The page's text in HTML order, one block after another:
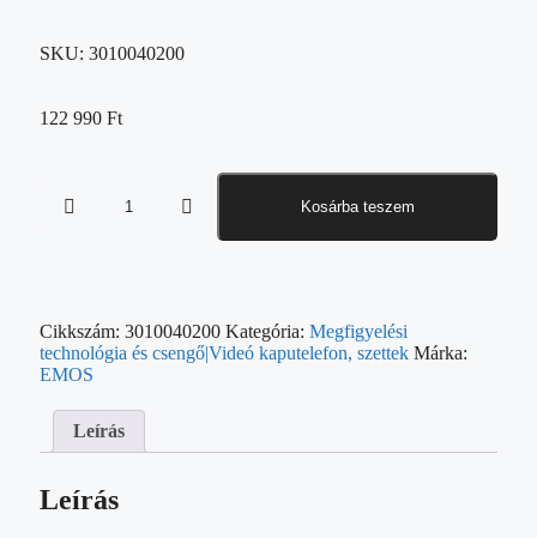
SKU: 3010040200
122 990 Ft
Kosárba teszem
Cikkszám: 3010040200 Kategória: Megfigyelési
technológia és csengő|Videó kaputelefon, szettek Márka:
EMOS
Leírás
Leírás